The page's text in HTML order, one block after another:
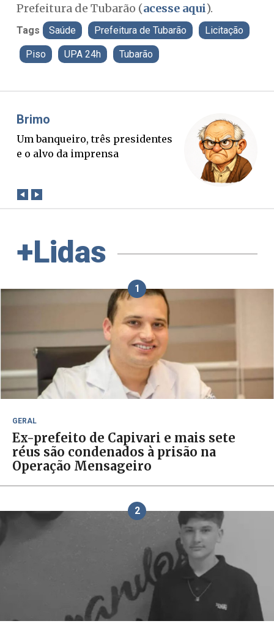
Prefeitura de Tubarão (acesse aqui).
Tags Saúde Prefeitura de Tubarão Licitação
Piso UPA 24h Tubarão
Misael Elias
O Boato corre mais rápido que a
verdade. Mas quem paga a
+Lidas
1
GERAL
Ex-prefeito de Capivari e mais sete
réus são condenados à prisão na
Operação Mensageiro
2